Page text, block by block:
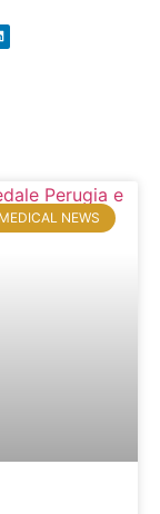
MEDICAL NEWS